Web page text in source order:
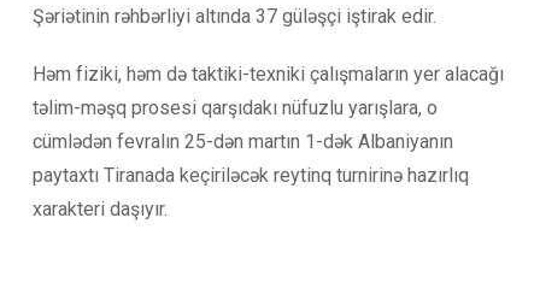
Şəriətinin rəhbərliyi altında 37 güləşçi iştirak edir.
Həm fiziki, həm də taktiki-texniki çalışmaların yer alacağı
təlim-məşq prosesi qarşıdakı nüfuzlu yarışlara, o
cümlədən fevralın 25-dən martın 1-dək Albaniyanın
paytaxtı Tiranada keçiriləcək reytinq turnirinə hazırlıq
xarakteri daşıyır.